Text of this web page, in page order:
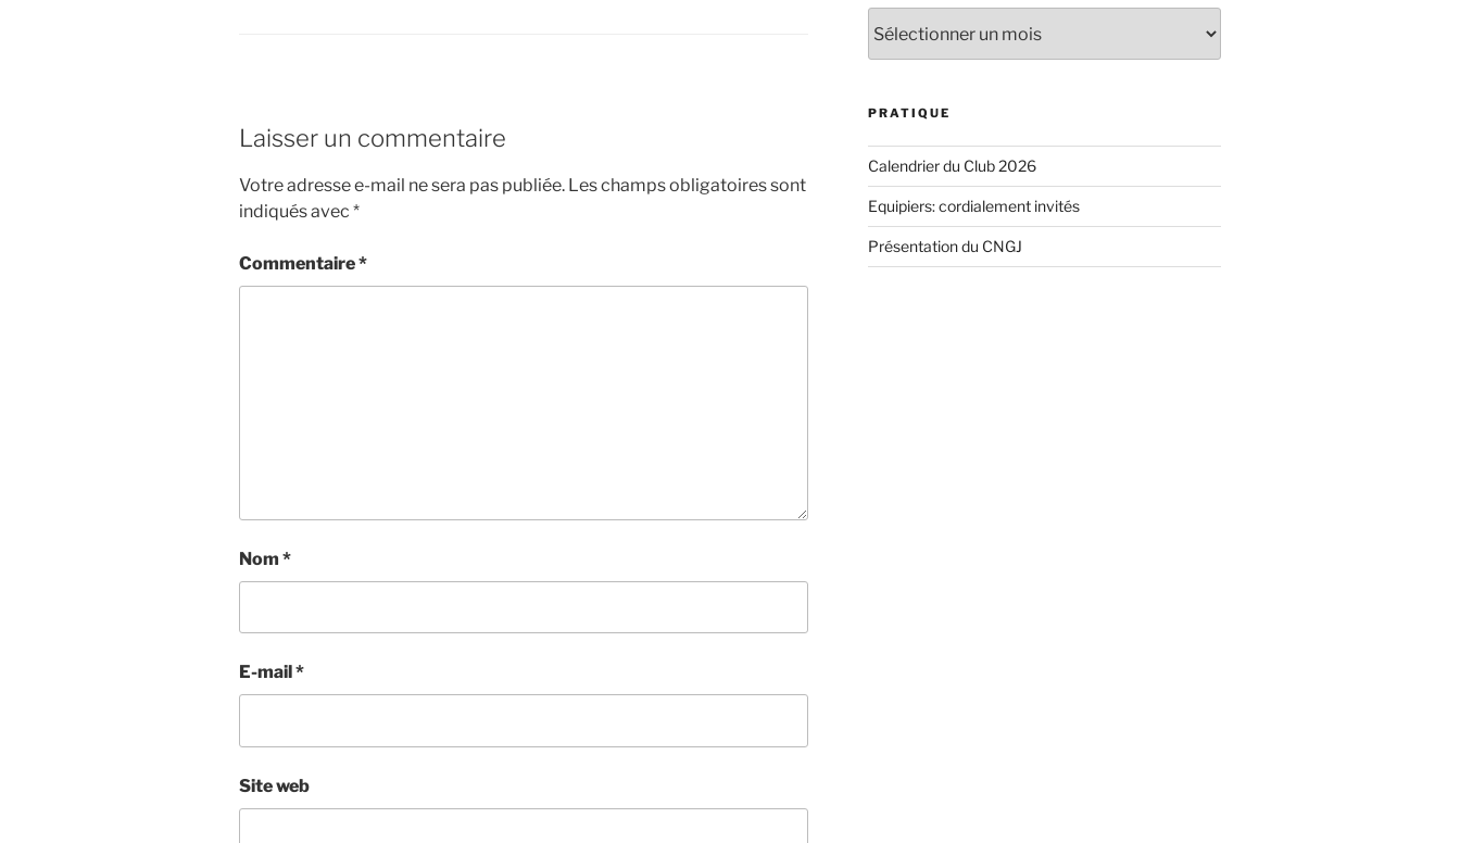
Laisser un commentaire
Votre adresse e-mail ne sera pas publiée. Les champs obligatoires sont
indiqués avec *
Commentaire*
Nom *
E-mail *
Site web
PRATIQUE
Calendrier du Club 2026
Equipiers: cordialement invités
Présentation du CNGJ